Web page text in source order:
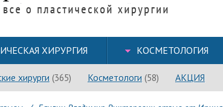
ХИРУРГИЯ КОСМЕТОЛОГИЯ
хирурги (365) Косметологи (58) АКЦИЯ